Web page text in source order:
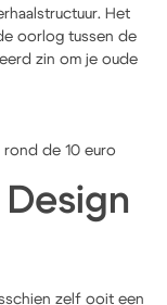
Het
oorlog tussen de
zin om je oude
rond de 10 euro
zelf ooit een